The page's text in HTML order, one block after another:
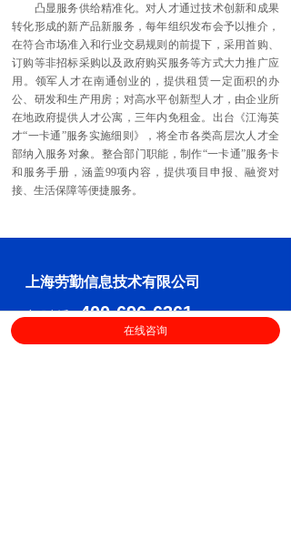
凸显服务供给精准化。对人才通过技术创新和成果
转化形成的新产品新服务，每年组织发布会予以推介，
在符合市场准入和行业交易规则的前提下，采用首购、
订购等非招标采购以及政府购买服务等方式大力推广应
用。领军人才在南通创业的，提供租赁一定面积的办
公、研发和生产用房；对高水平创新型人才，由企业所
在地政府提供人才公寓，三年内免租金。出台《江海英
才“一卡通”服务实施细则》，将全市各类高层次人才全
部纳入服务对象。整合部门职能，制作“一卡通”服务卡
和服务手册，涵盖99项内容，提供项目申报、融资对
接、生活保障等便捷服务。
客服电话：400-696-6361
（
上海劳勤信息技术有限公司
在线咨询